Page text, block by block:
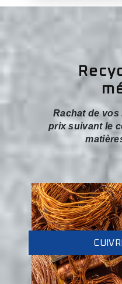
Rachat de vos
prix suivant le